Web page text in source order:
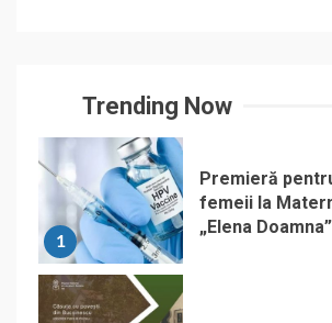
Trending Now
1
Premieră
femeii la
„Elena Doamna”